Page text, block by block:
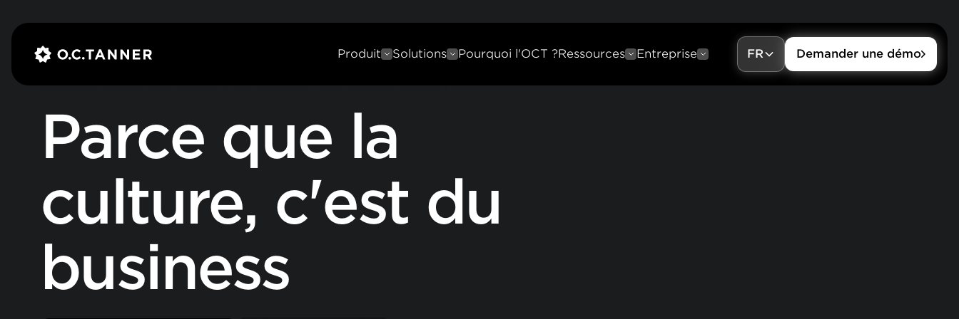
Produit Solutions Pourquoi l'OCT ?Ressources Entreprise FR Demander une démo
RECONNAISSANCE DES EMPLOYÉS QUI FAVORISE LEUR ÉPANOUISSEMENT
Parce que la
culture, c'est du
business